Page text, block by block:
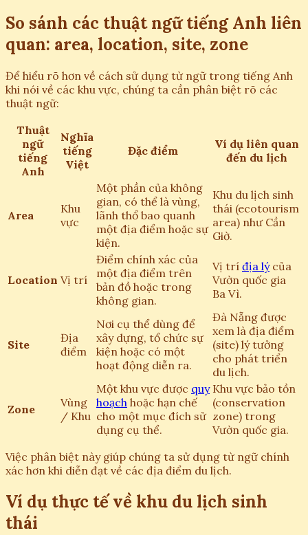
So sánh các thuật ngữ tiếng Anh liên
quan: area, location, site, zone
Để hiểu rõ hơn về cách sử dụng từ ngữ trong tiếng Anh
khi nói về các khu vực, chúng ta cần phân biệt rõ các
thuật ngữ:
Thuật
ngữ
tiếng
Anh
Nghĩa
tiếng
Việt
Đặc điểm
Ví dụ liên quan
đến du lịch
Area
Khu
vực
Một phần của không
gian, có thể là vùng,
lãnh thổ bao quanh
một địa điểm hoặc sự
kiện.
Khu du lịch sinh
thái (ecotourism
area) như Cần
Giờ.
Location Vị trí
Điểm chính xác của
một địa điểm trên
bản đồ hoặc trong
không gian.
Vị trí địa lýcủa
Vườn quốc gia
Ba Vì.
Site
Địa
điểm
Nơi cụ thể dùng để
xây dựng, tổ chức sự
kiện hoặc có một
hoạt động diễn ra.
Đà Nẵng được
xem là địa điểm
(site) lý tưởng
cho phát triển
du lịch.
Zone
Vùng
/ Khu
Một khu vực được quy
hoạch hoặc hạn chế
cho một mục đích sử
dụng cụ thể.
Khu vực bảo tồn
(conservation
zone) trong
Vườn quốc gia.
Việc phân biệt này giúp chúng ta sử dụng từ ngữ chính
xác hơn khi diễn đạt về các địa điểm du lịch.
Ví dụ thực tế về khu du lịch sinh
thái